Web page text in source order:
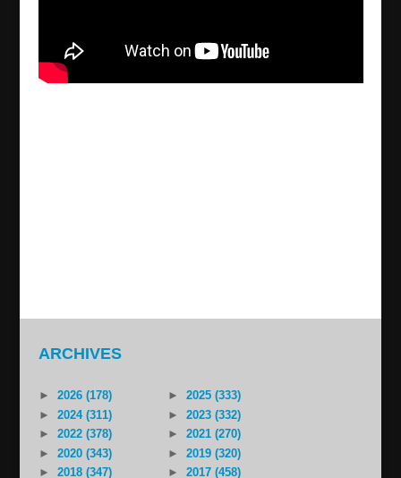
ARCHIVES
► 2026 (178) ►
2025 (333)
►
2024 (311) ►
2023 (332)
►
2022 (378) ►
2021 (270)
►
2020 (343) ►
2019 (320)
►
2018 (347) ► 2017 (458)